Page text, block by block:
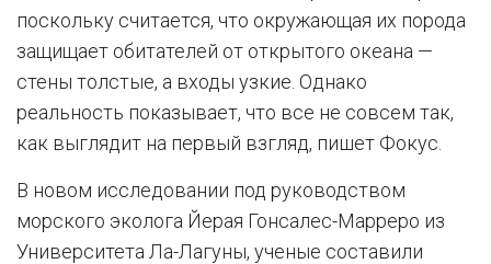
поскольку считается, что окружающая их порода
защищает обитателей от открытого океана —
стены толстые, а входы узкие. Однако
реальность показывает, что все не совсем так,
как выглядит на первый взгляд, пишет Фокус.
В новом исследовании под руководством
морского эколога Йерая Гонсалес-Марреро из
Университета Ла-Лагуны, ученые составили